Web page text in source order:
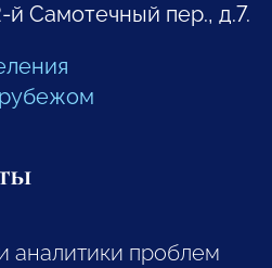
й Самотечный пер., д.7.
аналитики проблем